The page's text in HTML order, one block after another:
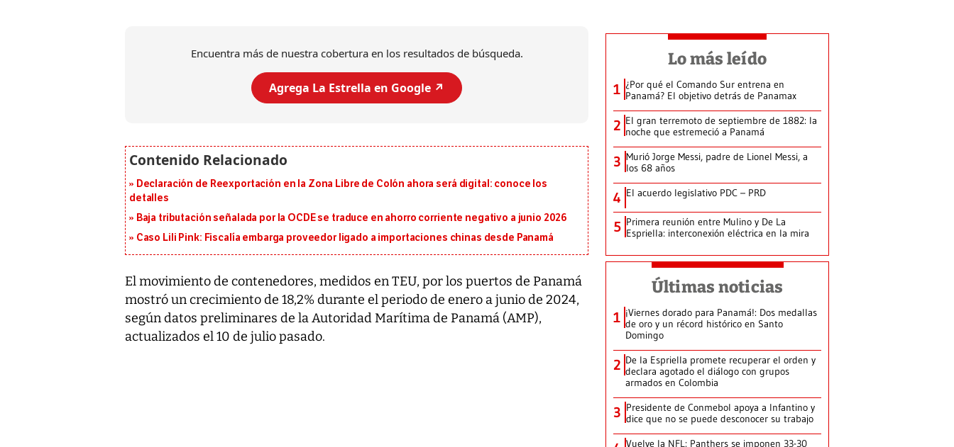
Encuentra más de nuestra cobertura en los resultados de búsqueda.
Agrega La Estrella en Google ↗️
Declaración de Reexportación en la Zona Libre de Colón ahora será digital: conoce los
detalles
Baja tributación señalada por la OCDE se traduce en ahorro corriente negativo a junio 2026
Caso Lili Pink: Fiscalía embarga proveedor ligado a importaciones chinas desde Panamá
El movimiento de contenedores, medidos en TEU, por los puertos de Panamá
mostró un crecimiento de 18,2% durante el periodo de enero a junio de 2024,
según datos preliminares de la Autoridad Marítima de Panamá (AMP),
actualizados el 10 de julio pasado.
Lo más leído
1 ¿Por qué el Comando Sur entrena en
Panamá? El objetivo detrás de Panamax
2 El gran terremoto de septiembre de 1882: la
noche que estremeció a Panamá
3 Murió Jorge Messi, padre de Lionel Messi, a
los 68 años
4 El acuerdo legislativo PDC – PRD
5 Primera reunión entre Mulino y De La
Espriella: interconexión eléctrica en la mira
Últimas noticias
1 ¡Viernes dorado para Panamá!: Dos medallas
de oro y un récord histórico en Santo
Domingo
2 De la Espriella promete recuperar el orden y
declara agotado el diálogo con grupos
armados en Colombia
3 Presidente de Conmebol apoya a Infantino y
dice que no se puede desconocer su trabajo
Vuelve la NFL: Panthers se imponen 33-30